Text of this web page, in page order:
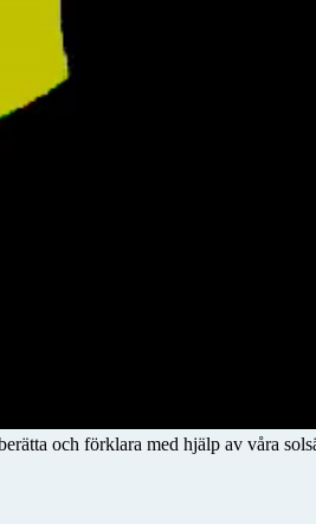
och förklara med hjälp av våra